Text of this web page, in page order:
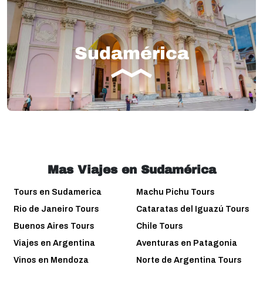
Sudamérica
Mas Viajes en Sudamérica
Tours en Sudamerica
Machu Pichu Tours
Rio de Janeiro Tours
Cataratas del Iguazú Tours
Buenos Aires Tours
Chile Tours
Viajes en Argentina
Aventuras en Patagonia
Vinos en Mendoza
Norte de Argentina Tours